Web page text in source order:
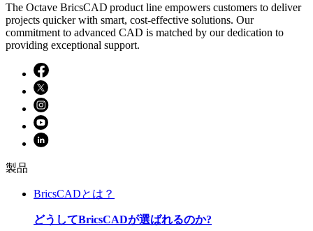
The Octave BricsCAD product line empowers customers to deliver
projects quicker with smart, cost-effective solutions. Our
commitment to advanced CAD is matched by our dedication to
providing exceptional support.
製品
BricsCADとは？
どうしてBricsCADが選ばれるのか?